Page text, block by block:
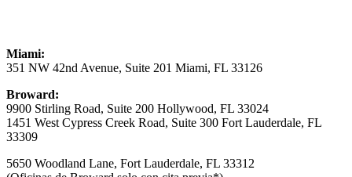
Miami:
351 NW 42nd Avenue, Suite 201 Miami, FL 33126
Broward:
9900 Stirling Road, Suite 200 Hollywood, FL 33024
1451 West Cypress Creek Road, Suite 300 Fort Lauderdale, FL
33309
5650 Woodland Lane, Fort Lauderdale, FL 33312